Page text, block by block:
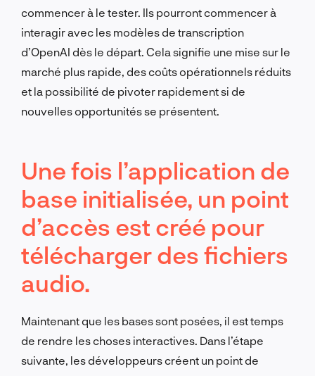
commencer à le tester. Ils pourront commencer à
interagir avec les modèles de transcription
d’OpenAI dès le départ. Cela signifie une mise sur le
marché plus rapide, des coûts opérationnels réduits
et la possibilité de pivoter rapidement si de
nouvelles opportunités se présentent.
Une fois l’application de
base initialisée, un point
d’accès est créé pour
télécharger des fichiers
audio.
Maintenant que les bases sont posées, il est temps
de rendre les choses interactives. Dans l’étape
suivante, les développeurs créent un point de